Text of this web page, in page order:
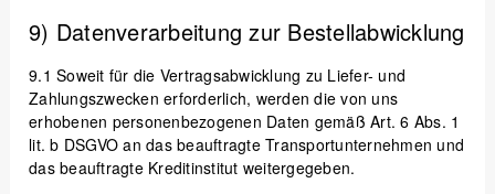
9) Datenverarbeitung zur Bestellabwicklung
9.1 Soweit für die Vertragsabwicklung zu Liefer- und
Zahlungszwecken erforderlich, werden die von uns
erhobenen personenbezogenen Daten gemäß Art. 6 Abs. 1
lit. b DSGVO an das beauftragte Transportunternehmen und
das beauftragte Kreditinstitut weitergegeben.